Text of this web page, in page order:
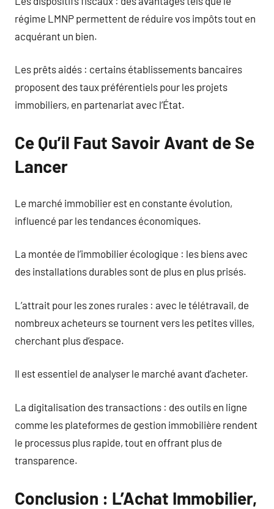
régime LMNP permettent de réduire vos impôts tout en
acquérant un bien.
Les prêts aidés : certains établissements bancaires
proposent des taux préférentiels pour les projets
immobiliers, en partenariat avec l’État.
Ce Qu’il Faut Savoir Avant de Se
Lancer
Le marché immobilier est en constante évolution,
influencé par les tendances économiques.
La montée de l’immobilier écologique : les biens avec
des installations durables sont de plus en plus prisés.
L’attrait pour les zones rurales : avec le télétravail, de
nombreux acheteurs se tournent vers les petites villes,
cherchant plus d’espace.
Il est essentiel de analyser le marché avant d’acheter.
La digitalisation des transactions : des outils en ligne
comme les plateformes de gestion immobilière rendent
le processus plus rapide, tout en offrant plus de
transparence.
Conclusion : L’Achat Immobilier,